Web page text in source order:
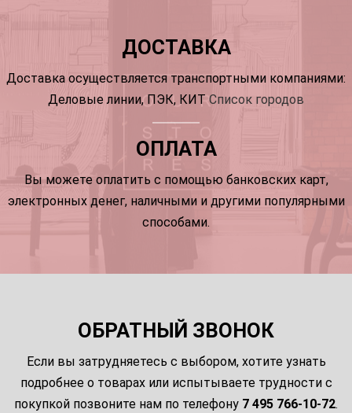
ДОСТАВКА
Доставка осуществляется транспортными компаниями:
Деловые линии, ПЭК, КИТ Список городов
ОПЛАТА
Вы можете оплатить с помощью банковских карт,
электронных денег, наличными и другими популярными
способами.
ОБРАТНЫЙ ЗВОНОК
Если вы затрудняетесь с выбором, хотите узнать
подробнее о товарах или испытываете трудности с
покупкой позвоните нам по телефону 7 495 766-10-72.